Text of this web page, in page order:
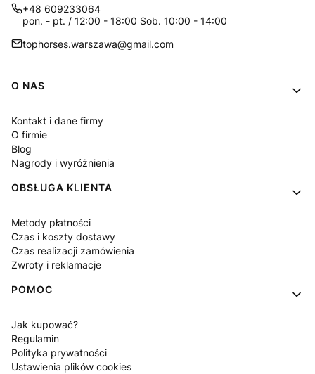
+48 609233064
pon. - pt. / 12:00 - 18:00 Sob. 10:00 - 14:00
tophorses.warszawa@gmail.com
Linki w stopce
O NAS
Kontakt i dane firmy
O firmie
Blog
Nagrody i wyróżnienia
OBSŁUGA KLIENTA
Metody płatności
Czas i koszty dostawy
Czas realizacji zamówienia
Zwroty i reklamacje
POMOC
Jak kupować?
Regulamin
Polityka prywatności
Ustawienia plików cookies